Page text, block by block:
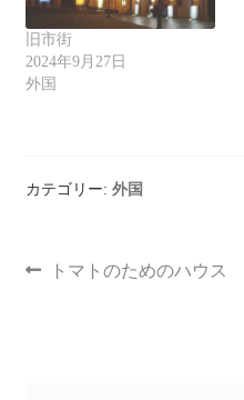
旧市街
2024年9月27日
外国
カテゴリー: 外国
トマトのためのハウス